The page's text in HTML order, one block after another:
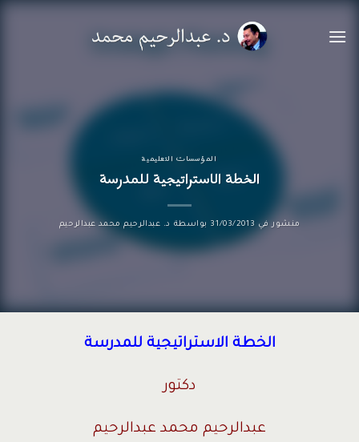
للمحتوى
المؤسسات التعليمية
الخطة الاستراتيجية للمدرسة
منشور في 31/03/2013 بواسطة د. عبدالرحيم محمد عبدالرحيم
الخطة الاستراتيجية للمدرسة
دكتور
عبدالرحيم محمد عبدالرحيم